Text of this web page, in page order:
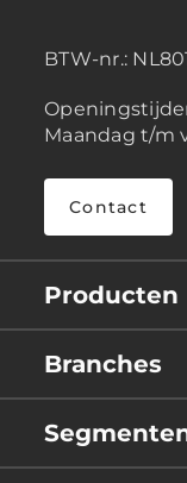
BTW-nr.:
Maandag t/m
Contact
Producten
Branches